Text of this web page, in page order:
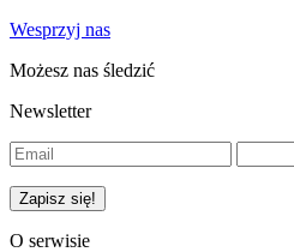
Wesprzyj nas
Możesz nas śledzić
Newsletter
O serwisie